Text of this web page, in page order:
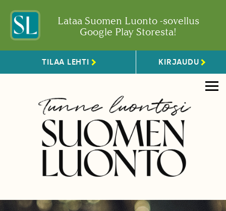
Lataa Suomen Luonto -sovellus
Google Play Storesta!
TILAA LEHTI KIRJAUDU